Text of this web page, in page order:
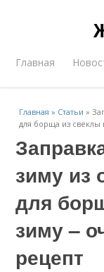
Главная
Главная » Статьи »
для борща из свеклы
зиму из
для
зиму –
рецепт